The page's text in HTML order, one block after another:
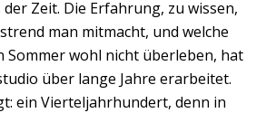
der Zeit. Die Erfahrung, zu wissen,
man mitmacht, und welche
Sommer wohl nicht überleben, hat
über lange Jahre erarbeitet.
ein Vierteljahrhundert, denn in